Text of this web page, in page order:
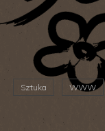
Sztuka WWW